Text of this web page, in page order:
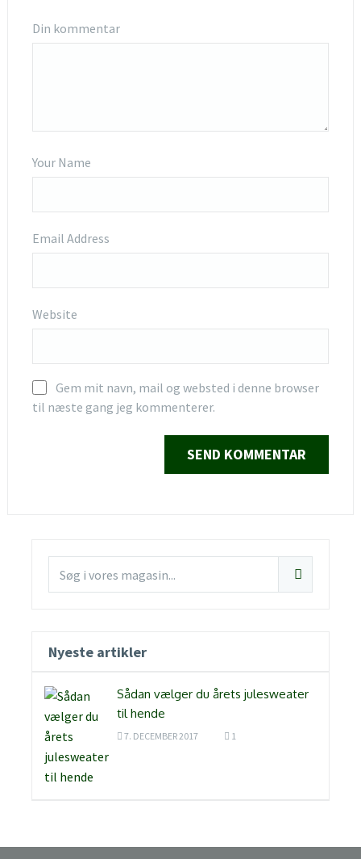
Din kommentar
Your Name
Email Address
Website
Gem mit navn, mail og websted i denne browser
til næste gang jeg kommenterer.
Nyeste artikler
Sådan vælger du årets julesweater
til hende
7. DECEMBER 2017 1